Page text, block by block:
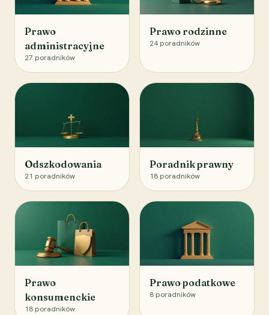
Prawo
administracyjne
27 poradników
Prawo rodzinne
24 poradników
Odszkodowania
21 poradników
Poradnik prawny
18 poradników
Prawo
konsumenckie
18 poradników
Prawo podatkowe
8 poradników